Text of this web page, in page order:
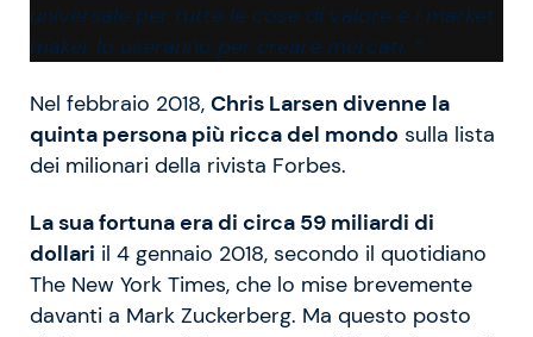
universale per tutte le cose di valore e i market
maker lo useranno per creare mercati. “.
Nel febbraio 2018, Chris Larsen divenne la
quinta persona più ricca del mondo sulla lista
dei milionari della rivista Forbes.
La sua fortuna era di circa 59 miliardi di
dollari il 4 gennaio 2018, secondo il quotidiano
The New York Times, che lo mise brevemente
davanti a Mark Zuckerberg. Ma questo posto